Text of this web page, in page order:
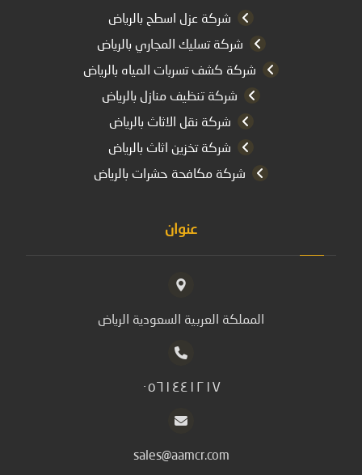
شركة عزل اسطح بالرياض
شركة تسليك المجاري بالرياض
شركة كشف تسربات المياه بالرياض
شركة تنظيف منازل بالرياض
شركة نقل الاثاث بالرياض
شركة تخزين اثاث بالرياض
شركة مكافحة حشرات بالرياض
عنوان
المملكة العربية السعودية الرياض
٠٥٦١٤٤١٢١٧
sales@aamcr.com